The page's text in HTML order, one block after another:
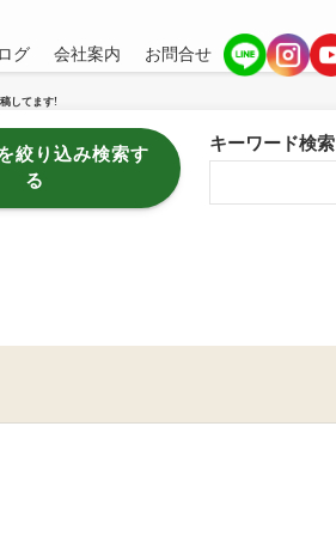
グ
してます!
会社案内 お問合せ
絞り込み検索す
る
キーワード検索